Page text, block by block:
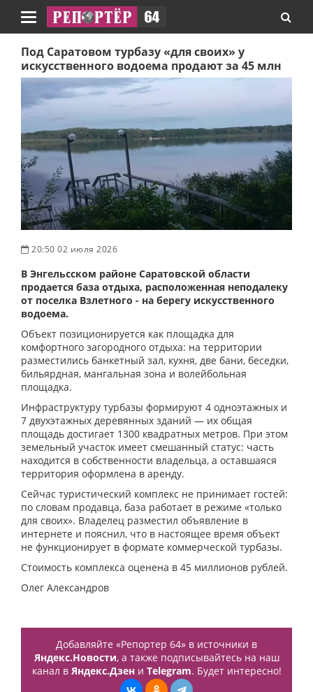
Навигация
Под Саратовом турбазу «для своих» у
искусственного водоема продают за 45 млн
20:50 02 июля 2026
В Энгельсском районе Саратовской области
продается база отдыха, расположенная неподалеку
от поселка Взлетного - на берегу искусственного
водоема.
Объект позиционируется как площадка для
комфортного загородного отдыха: на территории
разместились банкетный зал, кухня, две бани, беседки,
бильярдная, мангальная зона и волейбольная
площадка.
Инфраструктуру турбазы формируют 4 одноэтажных и
7 двухэтажных деревянных зданий — их общая
площадь достигает 1300 квадратных метров. При этом
земельный участок имеет смешанный статус: часть
находится в собственности владельца, а оставшаяся
территория оформлена в аренду.
Сейчас туристический комплекс не принимает гостей:
по словам продавца, база работает в режиме «только
для своих». Владелец разместил объявление в
интернете и пояснил, что в настоящее время объект
не функционирует в формате коммерческой турбазы.
Стоимость комплекса оценена в 45 миллионов рублей.
Олег Александров
Добавляйте «Репортер 64» в источники в
Яндекс.Новости, а также подписывайтесь на наш
канал в Яндекс.Дзени Telegram. Будет интересно!